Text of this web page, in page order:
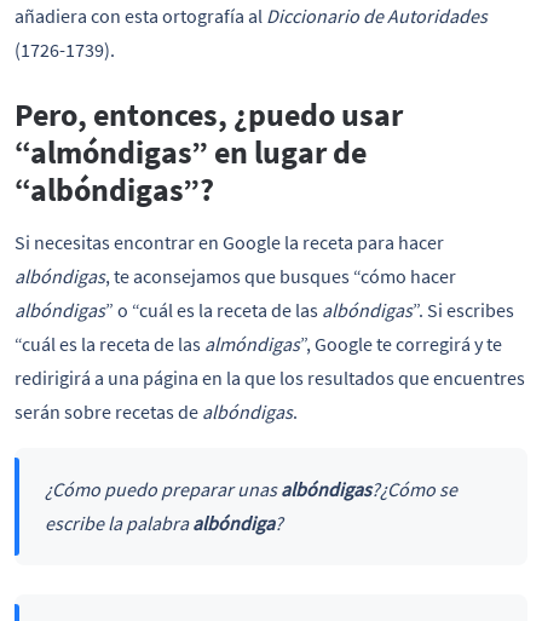
añadiera con esta ortografía al Diccionario de Autoridades
(1726-1739).
Pero, entonces, ¿puedo usar
“almóndigas” en lugar de
“albóndigas”?
Si necesitas encontrar en Google la receta para hacer
albóndigas, te aconsejamos que busques “cómo hacer
albóndigas” o “cuál es la receta de las albóndigas”. Si escribes
“cuál es la receta de las almóndigas”, Google te corregirá y te
redirigirá a una página en la que los resultados que encuentres
serán sobre recetas de albóndigas.
¿Cómo puedo preparar unasalbóndigas?¿Cómo se
escribe la palabraalbóndiga?